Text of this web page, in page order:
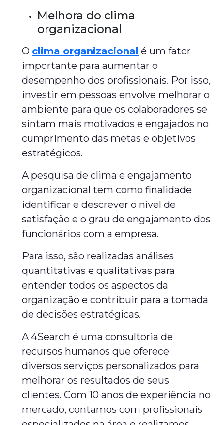
Melhora do clima
organizacional
O clima organizacional é um fator
importante para aumentar o
desempenho dos profissionais. Por isso,
investir em pessoas envolve melhorar o
ambiente para que os colaboradores se
sintam mais motivados e engajados no
cumprimento das metas e objetivos
estratégicos.
A pesquisa de clima e engajamento
organizacional tem como finalidade
identificar e descrever o nível de
satisfação e o grau de engajamento dos
funcionários com a empresa.
Para isso, são realizadas análises
quantitativas e qualitativas para
entender todos os aspectos da
organização e contribuir para a tomada
de decisões estratégicas.
A 4Search é uma consultoria de
recursos humanos que oferece
diversos serviços personalizados para
melhorar os resultados de seus
clientes. Com 10 anos de experiência no
mercado, contamos com profissionais